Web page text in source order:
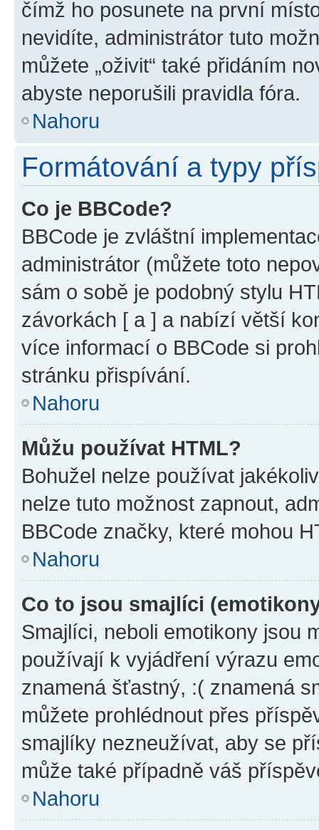
čímž ho posunete na první
nevidíte, administrátor tuto
můžete „oživit“ také přidáním
abyste neporušili pravidla fóra.
Nahoru
Formátování a typy
Co je BBCode?
BBCode je zvláštní
administrátor (můžete toto
sám o sobě je podobný stylu
závorkách [ a ] a nabízí větší
více informací o BBCode si
stránku přispívání.
Nahoru
Můžu používat HTML?
Bohužel nelze používat
nelze tuto možnost zapnout,
BBCode značky, které mohou
Nahoru
Co to jsou smajlíci
Smajlíci, neboli emotikony jsou
používají k vyjádření výrazu
znamená šťastný, :( znamená
můžete prohlédnout přes
smajlíky nezneužívat, aby se
může také případně váš
Nahoru